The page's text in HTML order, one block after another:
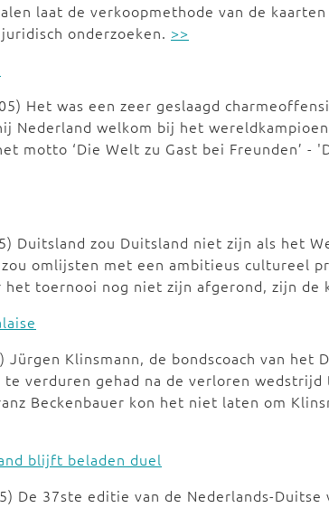
laat de verkoopmethode van de
onderzoeken. >>
Het was een zeer geslaagd
Nederland welkom bij het
motto ‘Die Welt zu Gast bei Freunden’ -
Duitsland zou Duitsland niet zijn als het
omlijsten met een ambitieus cultureel
toernooi nog niet zijn afgerond, zijn de
Jürgen Klinsmann, de bondscoach van het
verduren gehad na de verloren wedstrijd
Beckenbauer kon het niet laten om
blijft beladen duel
De 37ste editie van de Nederlands-